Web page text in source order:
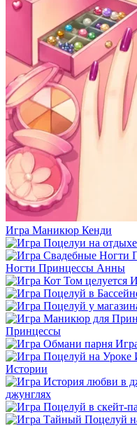
Игра Маникюр Кенди
Ногти Принцессы Анны
Принцессы
Истории
джунглях